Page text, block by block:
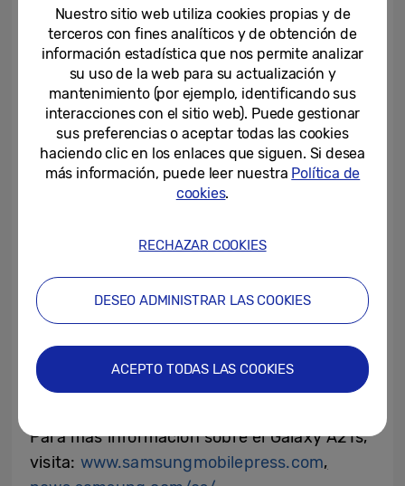
permite la navegación con una sola mano, y
en modo oscuro.
Para que el uso diario sea aún más sencillo,
A21s viene equipado con reconocimiento
facial y un sensor de huellas digitales. Tan
sólo hay que sostener el terminal frente al
rostro para desbloquearlo inmediatamente.
nuevos dispositivos también se benefician
del ecosistema de aplicaciones y servicios
Bixby (Visión, Modo Lente, Rutinas),
Samsung Pay y Samsung Health.
Para más información sobre el Galaxy A21s,
visita: www.samsungmobilepress.com,
Nuestro sitio web utiliza cookies propias y de
terceros con fines analíticos y de obtención de
información estadística que nos permite analizar
su uso de la web para su actualización y
mantenimiento (por ejemplo, identificando sus
interacciones con el sitio web). Puede gestionar
sus preferencias o aceptar todas las cookies
haciendo clic en los enlaces que siguen. Si desea
más información, puede leer nuestra Política de
cookies.
RECHAZAR COOKIES
DESEO ADMINISTRAR LAS COOKIES
ACEPTO TODAS LAS COOKIES